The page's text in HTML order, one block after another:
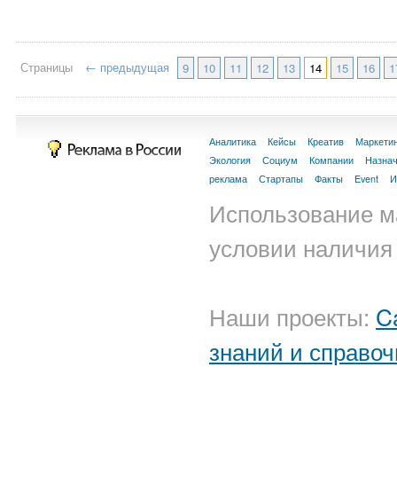
Страницы ← предыдущая 9 10 11 12 13 14 15 16
Аналитика Кейсы Креатив
Экология
Социум Компании
реклама
Стартапы Факты Event
Использование
условии
Наши проекты:
знаний и